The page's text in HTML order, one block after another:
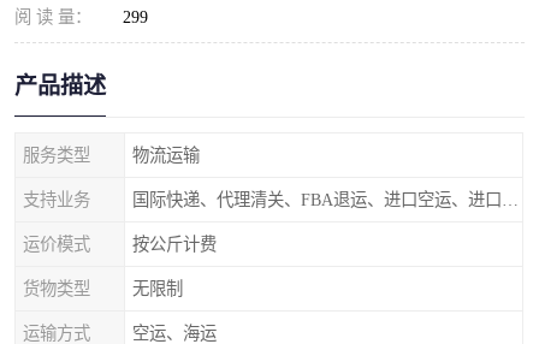
阅 读 量： 299
产品描述
服务类型 物流运输
支持业务
运价模式 按公斤计费
货物类型 无限制
运输方式 空运、海运